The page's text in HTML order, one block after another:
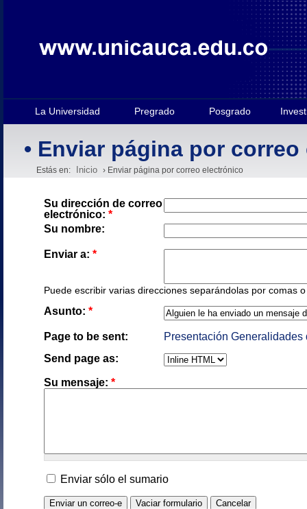
La Universidad Pregrado Posgrado
• Enviar página por
Estás en: Inicio › Enviar página por correo electrónico
Su dirección de correo
electrónico: *
Su nombre:
Enviar a: *
Puede escribir varias direcciones separándolas por comas
Asunto: *
Page to be sent:
Presentación
Send page as:
Su mensaje: *
Enviar sólo el sumario